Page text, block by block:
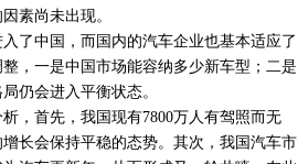
素尚未出现。
了中国，而国内的汽车企业也基本适应了
，一是中国市场能容纳多少新车型；二是
仍会进入平衡状态。
首先，我国现有7800万人有驾照而无
长会保持平稳的态势。其次，我国汽车市